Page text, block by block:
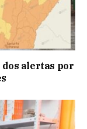
alertas por